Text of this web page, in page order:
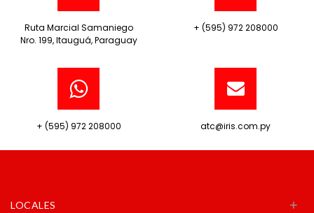
Ruta Marcial Samaniego
Nro. 199, Itauguá, Paraguay
+ (595) 972 208000
+ (595) 972 208000 atc@iris.com.py
LOCALES +